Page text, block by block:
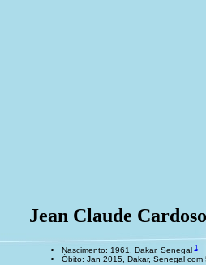
Jean Claude Cardoso
Nascimento: 1961, Dakar, Senegal1
Óbito: Jan 2015, Dakar, Senegal com